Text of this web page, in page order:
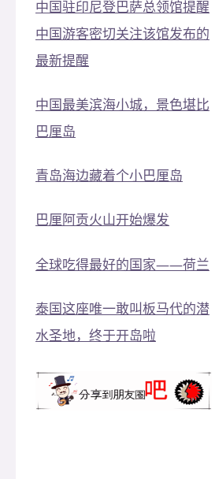
中国驻印尼登巴萨总领馆提醒
中国游客密切关注该馆发布的
最新提醒
中国最美滨海小城，景色堪比
巴厘岛
青岛海边藏着个小巴厘岛
巴厘阿贡火山开始爆发
全球吃得最好的国家——荷兰
泰国这座唯一敢叫板马代的潜
水圣地，终于开岛啦